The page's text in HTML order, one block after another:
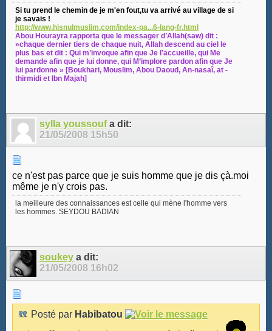
Si tu prend le chemin de je m'en fout,tu va arrivé au village de si
je savais !
http://www.hisnulmuslim.com/index-pa...6-lang-fr.html
Abou Hourayra rapporta que le messager d’Allah(saw) dit :
»chaque dernier tiers de chaque nuit, Allah descend au ciel le
plus bas et dit : Qui m’invoque afin que Je l’accueille, qui Me
demande afin que je lui donne, qui M’implore pardon afin que Je
lui pardonne » [Boukhari, Mouslim, Abou Daoud, An-nasaî, at -
thirmidi et Ibn Majah]
sylla youssoufa dit:
21/05/2008 15h50
ce n'est pas parce que je suis homme que je dis çà.moi
même je n'y crois pas.
la meilleure des connaissances est celle qui mène l'homme vers
les hommes. SEYDOU BADIAN
soukey a dit:
21/05/2008 16h02
Posté par Habibatou